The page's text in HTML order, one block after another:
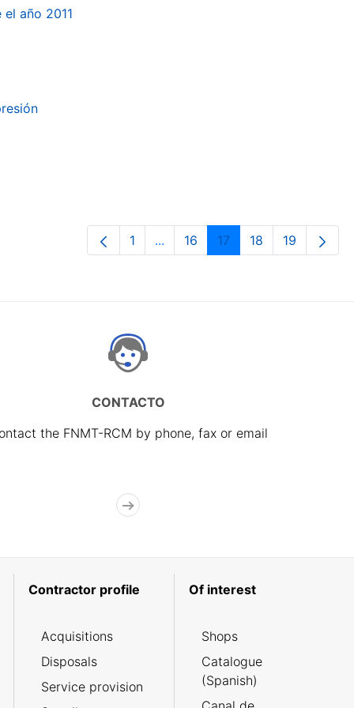
año 2011
Page
1 ...Intermediate Pages Use TAB to
Page
16 Page
17 Page
18 Page
19
CONTACTO
the FNMT-RCM by phone, fax or email
Contractor profile
Acquisitions
Disposals
Service provision
Of interest
Shops
Catalogue
(Spanish)